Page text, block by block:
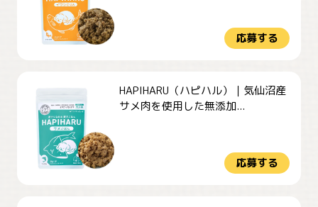
応募する
HAPIHARU（ハピハル）｜気仙沼産
サメ肉を使用した無添加...
応募する